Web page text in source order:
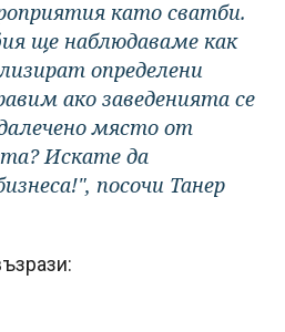
като сватби.
ще наблюдаваме как
определени
ако заведенията се
място от
Искате да
посочи Танер